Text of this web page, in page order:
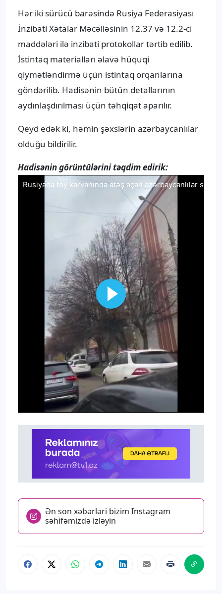
Hər iki sürücü barəsində Rusiya Federasiyası
İnzibati Xətalar Məcəlləsinin 12.37 və 12.2-ci
maddələri ilə inzibati protokollar tərtib edilib.
İstintaq materialları əlavə hüquqi
qiymətləndirmə üçün istintaq orqanlarına
göndərilib. Hadisənin bütün detallarının
aydınlaşdırılması üçün təhqiqat aparılır.
Qeyd edək ki, həmin şəxslərin azərbaycanlılar
olduğu bildirilir.
Hadisənin görüntülərini təqdim edirik:
Ən son xəbərləri bizim Instagram
səhifəmizdə izləyin